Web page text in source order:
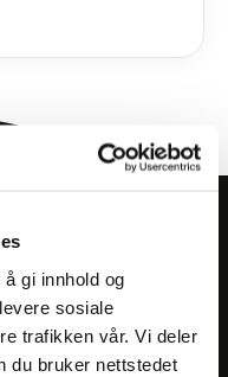
gi innhold og
sosiale
trafikken vår. Vi deler
du bruker nettstedet